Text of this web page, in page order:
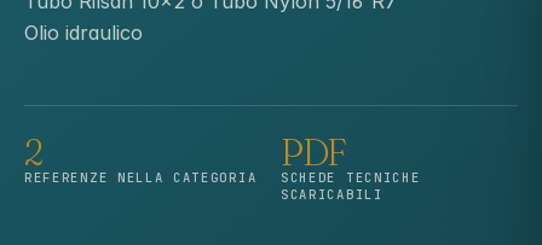
Olio idraulico
2
REFERENZE NELLA CATEGORIA
PDF
SCHEDE TECNICHE
SCARICABILI